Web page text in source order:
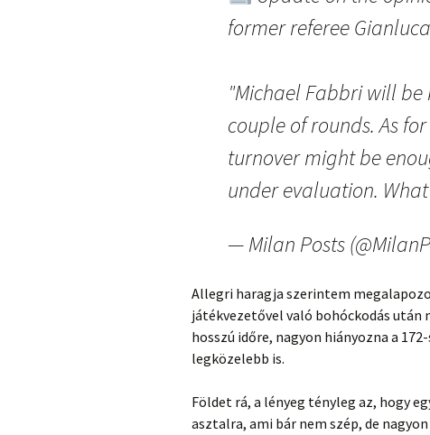
former referee
"Michael Fabbri will be
couple of rounds. As
turnover might be
under evaluation.
— Milan Posts
Allegri haragja szerintem
játékvezetővel való bohóckodás
hosszú időre, nagyon hiányozna a
legközelebb is.
Földet rá, a lényeg tényleg az, hogy
asztalra, ami bár nem szép, de